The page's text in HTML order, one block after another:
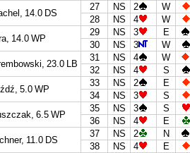
14.0 DS
27 NS 2
W
28
NS 4
W
14.0 WP
29 NS 3 E
30
NS 3
W
23.0 LB
31 NS 4 W
32
NS 4
S
5.0 WP
33 NS 2
E
34
NS 3
S
6.5 WP
35 NS 3
S
36
NS 4
E
11.0 DS
37 NS 2 N
38
NS 4
E